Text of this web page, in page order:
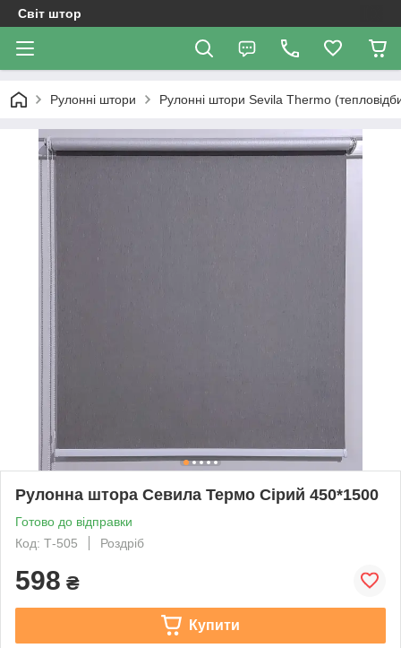
Світ штор
Рулонні штори Рулонні штори Sevila Thermo
Рулонна штора Севила Термо Сірий 450*1500
Готово до відправки
Код: Т-505
Роздріб
598 ₴
Купити